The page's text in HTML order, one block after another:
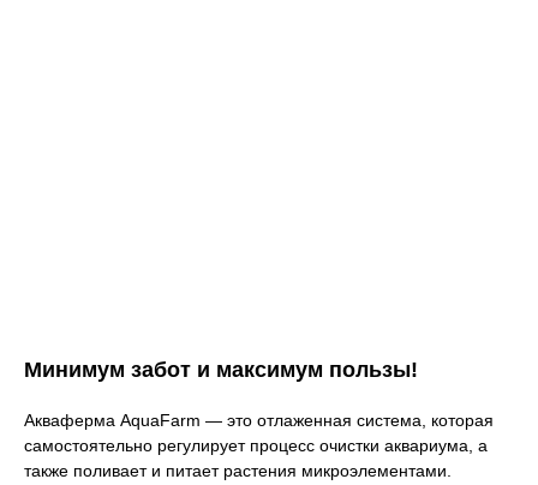
Минимум забот и максимум пользы!
Акваферма AquaFarm — это отлаженная система, которая
самостоятельно регулирует процесс очистки аквариума, а
также поливает и питает растения микроэлементами.